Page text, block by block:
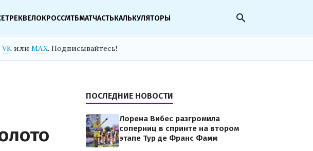
ТРЕКВЕЛОКРОССМТБМАТЧАСТЬКАЛЬКУЛЯТОРЫ search
VK или MAX. Подписывайтесь!
ПОСЛЕДНИЕ НОВОСТИ
Лорена Вибес разгромила
соперниц в спринте на втором
этапе Тур де Франс Фамм